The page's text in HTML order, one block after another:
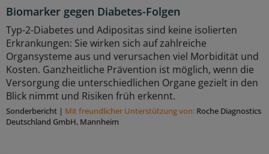
Biomarker gegen Diabetes-Folgen
Typ-2-Diabetes und Adipositas sind keine isolierten
Erkrankungen: Sie wirken sich auf zahlreiche
Organsysteme aus und verursachen viel Morbidität und
Kosten. Ganzheitliche Prävention ist möglich, wenn die
Versorgung die unterschiedlichen Organe gezielt in den
Blick nimmt und Risiken früh erkennt.
Sonderbericht | Mit freundlicher Unterstützung von: Roche Diagnostics
Deutschland GmbH, Mannheim